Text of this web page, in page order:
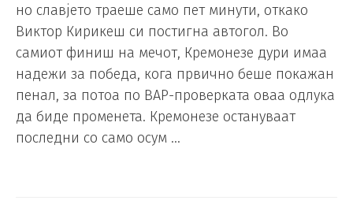
но славјето траеше само пет минути, откако
Виктор Кирикеш си постигна автогол. Во
самиот финиш на мечот, Кремонезе дури имаа
надежи за победа, кога првично беше покажан
пенал, за потоа по ВАР-проверката оваа одлука
да биде променета. Кремонезе остануваат
последни со само осум …